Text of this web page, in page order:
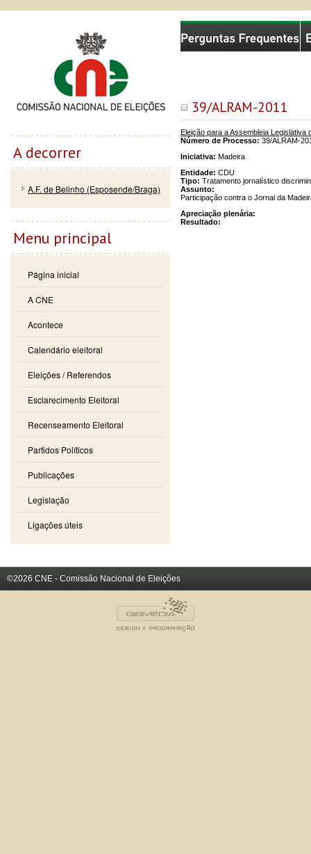
39/ALRAM-2011
Eleição para a Assembleia Legislativa
Número de Processo: 39/ALRAM-
Iniciativa: Madeira
Entidade: CDU
Tipo: Tratamento jornalístico
Assunto:
Participação contra o Jornal da
Apreciação plenária:
Resultado:
Comissão Nacional de Eleições
A decorrer
A.F. de Belinho (Esposende/Braga)
Menu principal
Página inicial
A CNE
Acontece
Calendário eleitoral
Eleições / Referendos
Esclarecimento Eleitoral
Recenseamento Eleitoral
Partidos Políticos
Publicações
Legislação
Ligações úteis
©2026 CNE - Comissão Nacional de Eleições